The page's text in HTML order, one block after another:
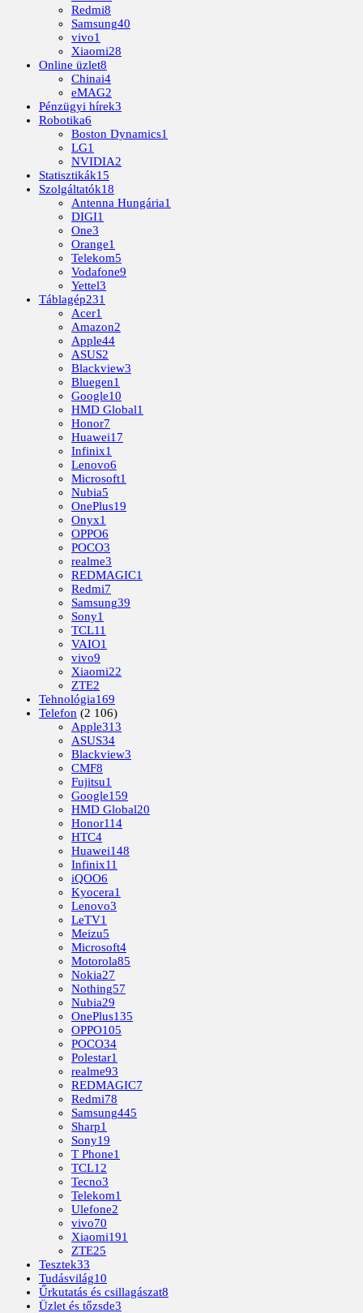
Redmi8
Samsung40
vivo1
Xiaomi28
Online üzlet8
Chinai4
eMAG2
Pénzügyi hírek3
Robotika6
Boston Dynamics1
LG1
NVIDIA2
Statisztikák15
Szolgáltatók18
Antenna Hungária1
DIGI1
One3
Orange1
Telekom5
Vodafone9
Yettel3
Táblagép231
Acer1
Amazon2
Apple44
ASUS2
Blackview3
Bluegen1
Google10
HMD Global1
Honor7
Huawei17
Infinix1
Lenovo6
Microsoft1
Nubia5
OnePlus19
Onyx1
OPPO6
POCO3
realme3
REDMAGIC1
Redmi7
Samsung39
Sony1
TCL11
VAIO1
vivo9
Xiaomi22
ZTE2
Tehnológia169
Telefon (2 106)
Apple313
ASUS34
Blackview3
CMF8
Fujitsu1
Google159
HMD Global20
Honor114
HTC4
Huawei148
Infinix11
iQOO6
Kyocera1
Lenovo3
LeTV1
Meizu5
Microsoft4
Motorola85
Nokia27
Nothing57
Nubia29
OnePlus135
OPPO105
POCO34
Polestar1
realme93
REDMAGIC7
Redmi78
Samsung445
Sharp1
Sony19
T Phone1
TCL12
Tecno3
Telekom1
Ulefone2
vivo70
Xiaomi191
ZTE25
Tesztek33
Tudásvilág10
Űrkutatás és csillagászat8
Üzlet és tőzsde3